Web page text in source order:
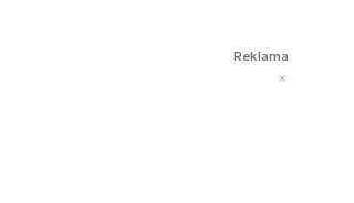
Reklama